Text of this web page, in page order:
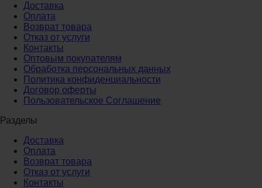
Доставка
Оплата
Возврат товара
Отказ от услуги
Контакты
Оптовым покупателям
Обработка персональных данных
Политика конфиденциальности
Договор оферты
Пользовательское Соглашение
Разделы
Доставка
Оплата
Возврат товара
Отказ от услуги
Контакты